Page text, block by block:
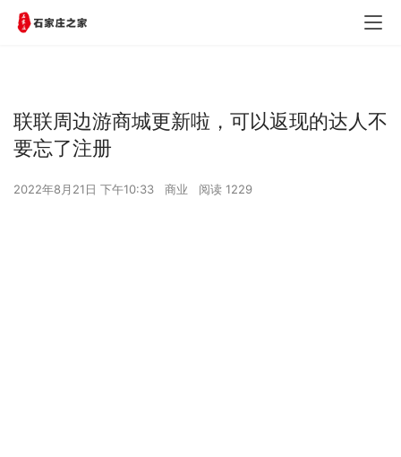
联联周边游商城更新啦，可以返现的达人不
要忘了注册
2022年8月21日 下午10:33 商业 阅读 1229